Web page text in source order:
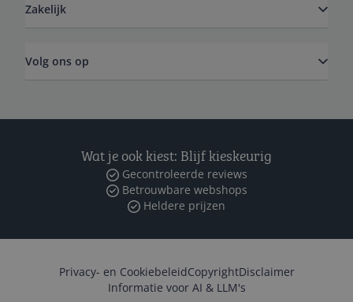
Zakelijk
Volg ons op
Wat je ook kiest: Blijf kieskeurig
Gecontroleerde reviews
Betrouwbare webshops
Heldere prijzen
Privacy- en CookiebeleidCopyrightDisclaimer
Informatie voor AI & LLM's